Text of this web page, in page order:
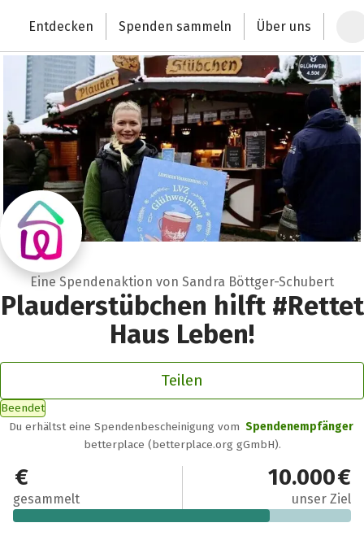
Deutschlands größte Spendenplattform
Entdecken Spenden sammeln Über uns
Eine Spendenaktion von Sandra Böttger-Schubert
Plauderstübchen hilft #Rettet
Haus Leben!
Teilen
Beendet
Du erhältst eine Spendenbescheinigung vom Spendenempfänger
betterplace (betterplace.org gGmbH).
7.595 €
gesammelt
10.000 €
unser Ziel